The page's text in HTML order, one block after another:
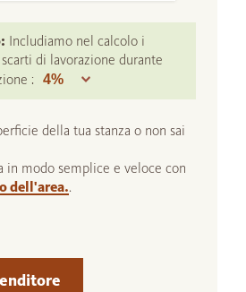
Includiamo nel calcolo i
di lavorazione durante
:
della tua stanza o non sai
in modo semplice e veloce con
dell'area..